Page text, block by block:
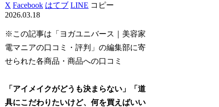
X Facebook はてブ LINE コピー
2026.03.18
※この記事は「ヨガユニバース｜美容家
電マニアの口コミ・評判」の編集部に寄
せられた各商品・商品への口コミ
「アイメイクがどうも決まらない」「道
具にこだわりたいけど、何を買えばいい